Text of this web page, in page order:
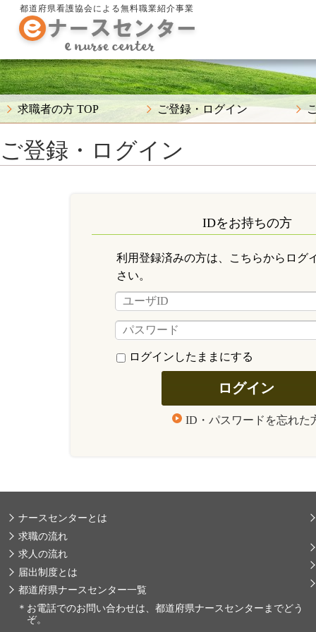
都道府県看護協会による無料職業紹介事業
求職者の方 TOP ご登録・ログイン
ご登録・ログイン
IDをお持ちの方
利用登録済みの方は、こちらからログ
さい。
ログインしたままにする
ID・パスワードを忘れた
ナースセンターとは
求職の流れ
求人の流れ
届出制度とは
都道府県ナースセンター一覧
＊ お電話でのお問い合わせは、都道府県ナースセンターまでどう
ぞ。